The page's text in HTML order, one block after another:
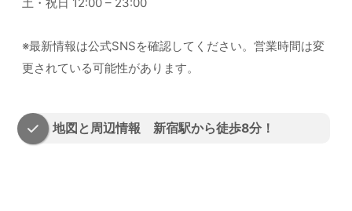
土・祝日 12:00 – 23:00
※最新情報は公式SNSを確認してください。営業時間は変
更されている可能性があります。
地図と周辺情報 新宿駅から徒歩8分！